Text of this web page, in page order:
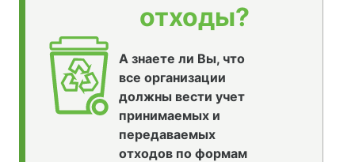
отходы?
А знаете ли Вы, что
все организации
должны вести учет
принимаемых и
передаваемых
отходов по формам